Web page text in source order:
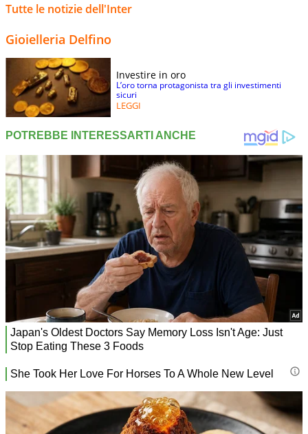
Tutte le notizie dell'Inter
Gioielleria Delfino
Investire in oro
L’oro torna protagonista tra gli investimenti
sicuri
LEGGI